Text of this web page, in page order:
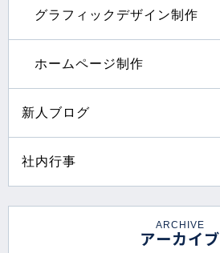
グラフィックデザイン制作
ホームページ制作
新人ブログ
社内行事
ARCHIVE
アーカイブ